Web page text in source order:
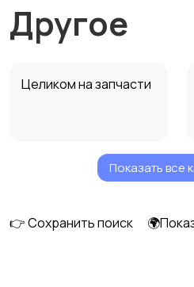
Другое
Целиком на запчасти
Микросхемы, платыПоказать все
👉 Сохранить поиск